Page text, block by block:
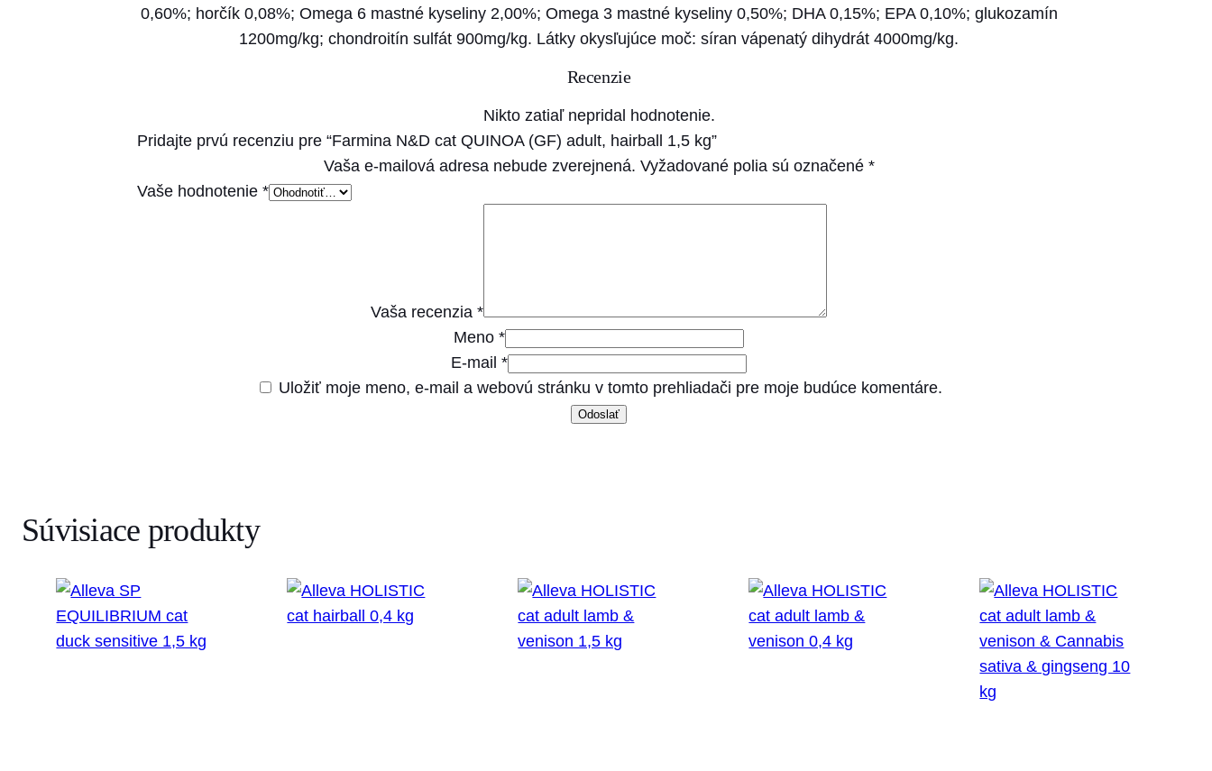
G
F
d
u
l
r
b
a
l
0,60%; horčík 0,08%; Omega 6 mastné kyseliny 2,00%; Omega 3 mastné kyseliny 0,50%; DHA 0,15%; EPA 0,10%; glukozamín
1200mg/kg; chondroitín sulfát 900mg/kg. Látky okysľujúce moč: síran vápenatý dihydrát 4000mg/kg.
Recenzie
Nikto zatiaľ nepridal hodnotenie.
Pridajte prvú recenziu pre “Farmina N&D cat QUINOA (GF) adult, hairball 1,5 kg”
Vaša e-mailová adresa nebude zverejnená. Vyžadované polia sú označené *
Vaše hodnotenie *
Vaša recenzia *
Meno *
E-mail *
Uložiť moje meno, e-mail a webovú stránku v tomto prehliadači pre moje budúce komentáre.
Súvisiace produkty